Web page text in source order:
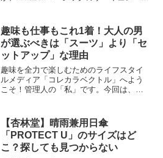
趣味も仕事もこれ1着！大人の男
が選ぶべきは「スーツ」より「セ
ットアップ」な理由
趣味を全力で楽しむためのライフスタイ
ルメディア「コレカラベクトル」へよう
こそ！管理人の「私」です。今回は、大
です。「どっちも上下お揃いだし、同じ
じゃないの？」と思われが...
【杏林堂】晴雨兼用日傘
「PROTECT U」のサイズはど
こ？探しても見つからない